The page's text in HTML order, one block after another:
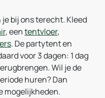
bij ons terecht. Kleed
, eententvloer,
. De partytent en
voor 3 dagen: 1 dag
Wil je de
huren? Dan
mogelijkheden.